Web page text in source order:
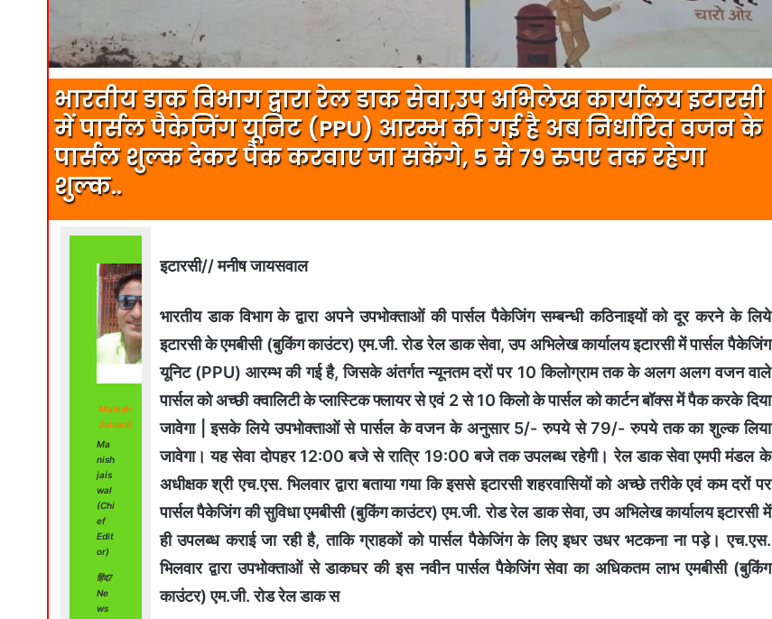
भारतीय डाक विभाग द्वारा रेल डाक सेवा,उप अभिलेख कार्यालय इटारसी
में पार्सल पैकेजिंग यूनिट (PPU) आरम्भ की गई है अब निर्धारित वजन के
पार्सल शुल्क देकर पैक करवाए जा सकेंगे, 5 से 79 रुपए तक रहेगा
शुल्क..
Manish
Jaiswal
Ma
nish
jais
wal
(Chi
ef
Edit
or)
हिंद7
Ne
ws
इटारसी// मनीष जायसवाल
भारतीय डाक विभाग के द्वारा अपने उपभोक्ताओं की पार्सल पैकेजिंग सम्बन्धी कठिनाइयों को दूर करने के लिये
इटारसी के एमबीसी (बुकिंग काउंटर) एम.जी. रोड रेल डाक सेवा, उप अभिलेख कार्यालय इटारसी में पार्सल पैकेजिंग
यूनिट (PPU) आरम्भ की गई है, जिसके अंतर्गत न्यूनतम दरों पर 10 किलोग्राम तक के अलग अलग वजन वाले
पार्सल को अच्छी क्वालिटी के प्लास्टिक फ्लायर से एवं 2 से 10 किलो के पार्सल को कार्टन बॉक्स में पैक करके दिया
जावेगा | इसके लिये उपभोक्ताओं से पार्सल के वजन के अनुसार 5/- रुपये से 79/- रुपये तक का शुल्क लिया
जावेगा। यह सेवा दोपहर 12:00 बजे से रात्रि 19:00 बजे तक उपलब्ध रहेगी। रेल डाक सेवा एमपी मंडल के
अधीक्षक श्री एच.एस. भिलवार द्वारा बताया गया कि इससे इटारसी शहरवासियों को अच्छे तरीके एवं कम दरों पर
पार्सल पैकेजिंग की सुविधा एमबीसी (बुकिंग काउंटर) एम.जी. रोड रेल डाक सेवा, उप अभिलेख कार्यालय इटारसी में
ही उपलब्ध कराई जा रही है, ताकि ग्राहकों को पार्सल पैकेजिंग के लिए इधर उधर भटकना ना पड़े। एच.एस.
भिलवार द्वारा उपभोक्ताओं से डाकघर की इस नवीन पार्सल पैकेजिंग सेवा का अधिकतम लाभ एमबीसी (बुकिंग
काउंटर) एम.जी. रोड रेल डाक स